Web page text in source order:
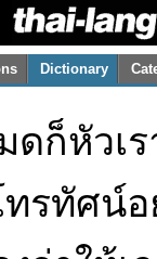
Dictionary
ดก็หัวเ
รทัศน์อ